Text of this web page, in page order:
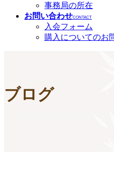
事務局の所在
お問い合わせCONTACT
入会フォーム
購入についてのお
ブログ